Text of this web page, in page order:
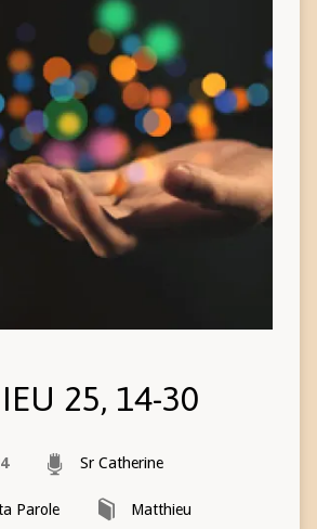
25, 14-30
Sr Catherine
Parole Matthieu